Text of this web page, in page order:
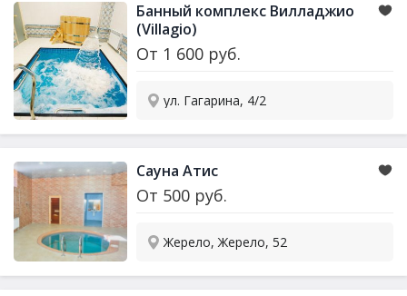
Банный комплекс Вилладжио
(Villagio)
От 1 600 руб.
ул. Гагарина, 4/2
Сауна Атис
От 500 руб.
Жерело, Жерело, 52